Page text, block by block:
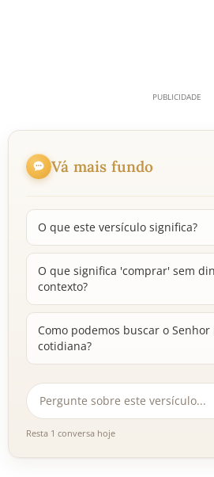
Vá mais fundo
O que este versículo significa?
O que significa 'comprar' sem
contexto?
Como podemos buscar o Senhor
cotidiana?
Resta 1 conversa hoje